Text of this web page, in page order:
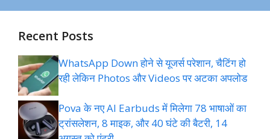
Recent Posts
WhatsApp Down होने से यूजर्स परेशान, चैटिंग हो
रही लेकिन Photos और Videos पर अटका अपलोड
Pova के नए AI Earbuds में मिलेगा 78 भाषाओं का
ट्रांसलेशन, 8 माइक, और 40 घंटे की बैटरी, 14